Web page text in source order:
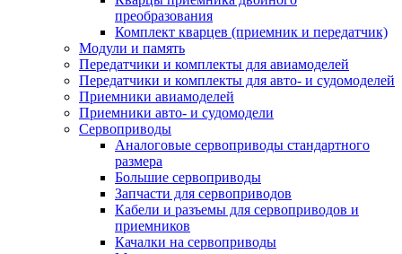
преобразования
Комплект кварцев (приемник и передатчик)
Модули и память
Передатчики и комплекты для авиамоделей
Передатчики и комплекты для авто- и судомоделей
Приемники авиамоделей
Приемники авто- и судомодели
Сервоприводы
Аналоговые сервоприводы стандартного
размера
Большие сервоприводы
Запчасти для сервоприводов
Кабели и разъемы для сервоприводов и
приемников
Качалки на сервоприводы